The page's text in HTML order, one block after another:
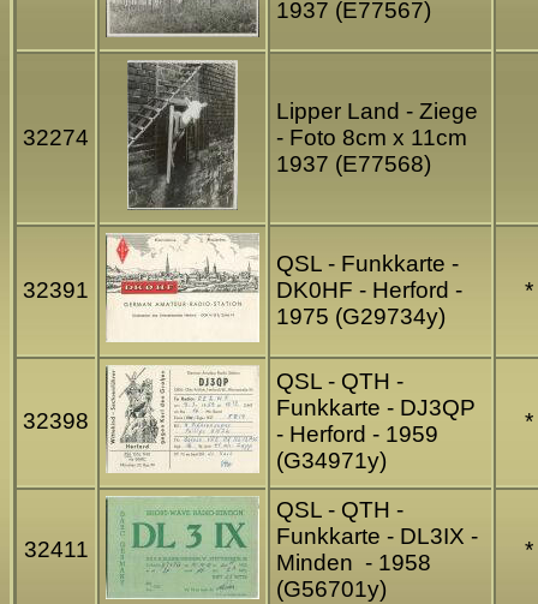
1937 (E77567)
32274
Lipper Land - Ziege
- Foto 8cm x 11cm
1937 (E77568)
32391
QSL - Funkkarte -
DK0HF - Herford -
1975 (G29734y)
*
32398
QSL - QTH -
Funkkarte - DJ3QP
- Herford - 1959
(G34971y)
*
32411
QSL - QTH -
Funkkarte - DL3IX -
Minden - 1958
(G56701y)
*